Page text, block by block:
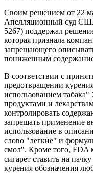
Своим решением от 22
Апелляционный суд
5267) поддержал
которая признала
запрещающего
пониженным
В соответствии с
предотвращении
использованием
продуктами и
контролировать
запрещать применение
использование в
слово "легкие" и
смол". Кроме того, FDA
сигарет ставить на
курения обозначения